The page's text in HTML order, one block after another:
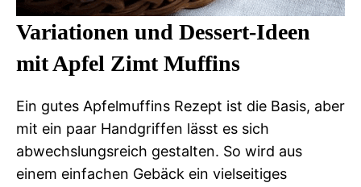
Variationen und Dessert-Ideen
mit Apfel Zimt Muffins
Ein gutes Apfelmuffins Rezept ist die Basis, aber
mit ein paar Handgriffen lässt es sich
abwechslungsreich gestalten. So wird aus
einem einfachen Gebäck ein vielseitiges